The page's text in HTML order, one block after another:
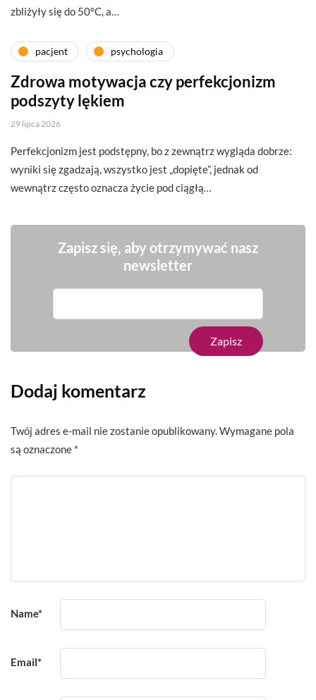
zbliżyły się do 50°C, a…
pacjent psychologia
Zdrowa motywacja czy perfekcjonizm
podszyty lękiem
29 lipca 2026
Perfekcjonizm jest podstępny, bo z zewnątrz wygląda dobrze:
wyniki się zgadzają, wszystko jest „dopięte”, jednak od
wewnątrz często oznacza życie pod ciągłą…
Zapisz się, aby otrzymywać nasz
newsletter
Dodaj komentarz
Twój adres e-mail nie zostanie opublikowany.Wymagane pola
są oznaczone *
Name*
Email*